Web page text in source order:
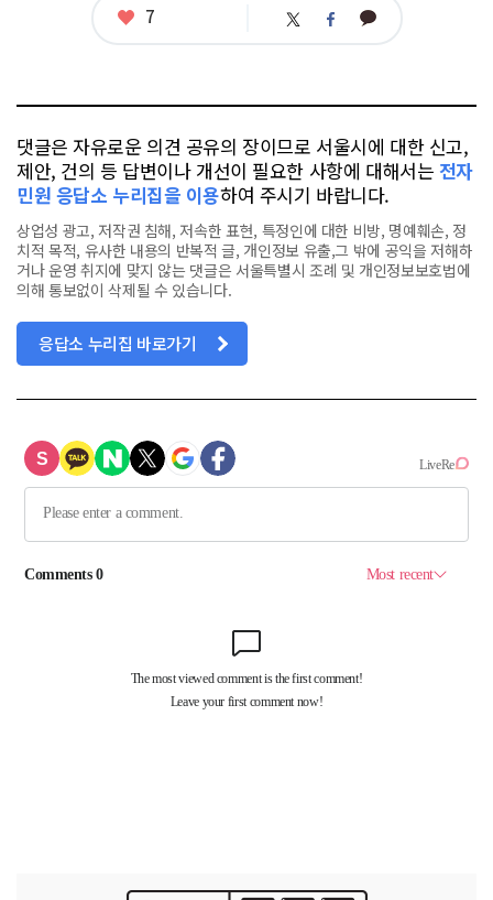
좋
7 트 페 카
댓글은 자유로운 의견 공유의 장이므로 서울시에 대한 신고,
제안, 건의 등 답변이나 개선이 필요한 사항에 대해서는 전자
민원 응답소 누리집을 이용하여 주시기 바랍니다.
상업성 광고, 저작권 침해, 저속한 표현, 특정인에 대한 비방, 명예훼손, 정
치적 목적, 유사한 내용의 반복적 글, 개인정보 유출,그 밖에 공익을 저해하
거나 운영 취지에 맞지 않는 댓글은 서울특별시 조례 및 개인정보보호법에
의해 통보없이 삭제될 수 있습니다.
응답소 누리집 바로가기